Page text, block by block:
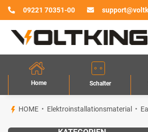
09221 70351-00
Home Schalter
HOME Elektroinstallationsmaterial